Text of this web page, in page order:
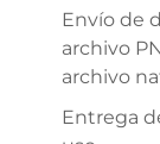
Envío de
archivo
archivo
Entrega